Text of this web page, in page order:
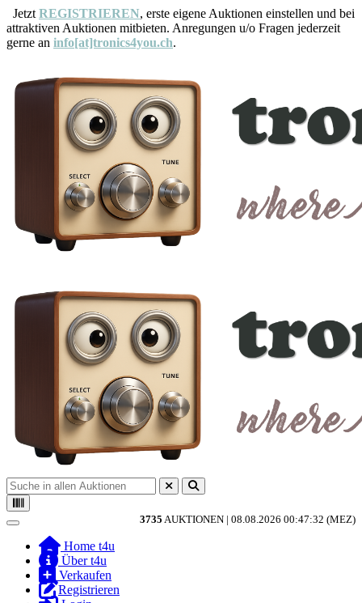
Jetzt REGISTRIEREN, erste eigene Auktionen einstellen und bei
attraktiven Auktionen mitbieten. Anregungen u/o Fragen jederzeit
gerne an info[at]tronics4you.ch.
3735 AUKTIONEN | 08.08.2026 00:47:32 (MEZ)
Toggle navigation
Home t4u
Über t4u
Verkaufen
Registrieren